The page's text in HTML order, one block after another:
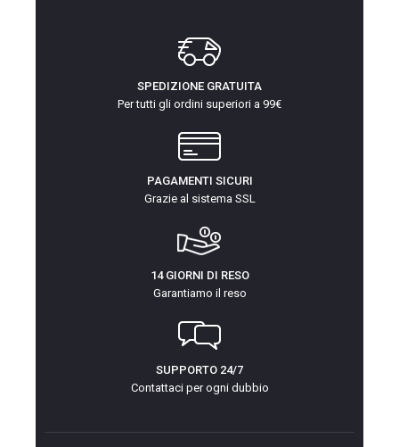
SPEDIZIONE GRATUITA
Per tutti gli ordini superiori a 99€
PAGAMENTI SICURI
Grazie al sistema SSL
14 GIORNI DI RESO
Garantiamo il reso
SUPPORTO 24/7
Contattaci per ogni dubbio